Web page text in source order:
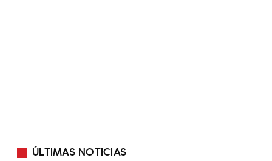
ÚLTIMAS NOTICIAS